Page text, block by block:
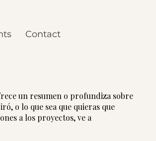
Contact
un resumen o profundiza sobre
o lo que sea que quieras que
a los proyectos, ve a